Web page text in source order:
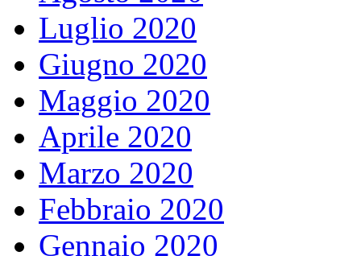
Luglio 2020
Giugno 2020
Maggio 2020
Aprile 2020
Marzo 2020
Febbraio 2020
Gennaio 2020